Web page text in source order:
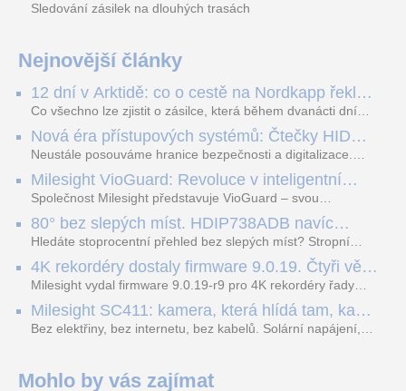
Sledování zásilek na dlouhých trasách
Nejnovější články
12 dní v Arktidě: co o cestě na Nordkapp řekla
data ze SMARTBOX 2 MAX
Co všechno lze zjistit o zásilce, která během dvanácti dní
projede Arktidou? SMARTBOX 2 MAX jsme vzali na trasu z
Tromsø přes Lofoty, Kirunu a finské Laponsko až na
Nordkapp. Bez jediného dobití, v mrazu až −13 °C a mimo
otřesy i náklon. Výsledkem není jen čára na mapě, ale
podrobný datový příběh celé cesty.
Nová éra přístupových systémů: Čtečky HID
Signo
Neustále posouváme hranice bezpečnosti a digitalizace.
v oblasti kontroly přístupu – moderní a vysoce univerzální
čtečky HID Signo.
Milesight VioGuard: Revoluce v inteligentní
detekci dopravních přestupků
Společnost Milesight představuje VioGuard – svou
dopravních přestupků. Tento systém, poháněný
sofistikovanými algoritmy umělé inteligence (AI), je navržen
tak, aby poskytoval komplexní nástroje pro vymáhání
dopravních předpisů, zvyšoval bezpečnost na silnicích a
optimalizoval plynulost dopravy v moderních městech.
80° bez slepých míst. HDIP738ADB navíc
streamuje na YouTube – bez PC.
Hledáte stoprocentní přehled bez slepých míst? Stropní
panoramatická kamera HDIP738ADB skládá obraz ze dvou
4MP senzorů SONY do jednoho čistého 180° záběru bez
zkreslení. K tomu přidává AI detekci osob a vozidel,
YouTube – bez běžícího počítače.
4K rekordéry dostaly firmware 9.0.19. Čtyři věci,
které musíte vědět.
Milesight vydal firmware 9.0.19-r9 pro 4K rekordéry řady
které vám zjednoduší práci – a jedna z nich vám ušetří
spoustu zbytečných výjezdů k zákazníkům.
Milesight SC411: kamera, která hlídá tam, kam
kabel nedosáhne
Bez elektřiny, bez internetu, bez kabelů. Solární napájení,
váš telefon. Podívejte se na video.
Mohlo by vás zajímat